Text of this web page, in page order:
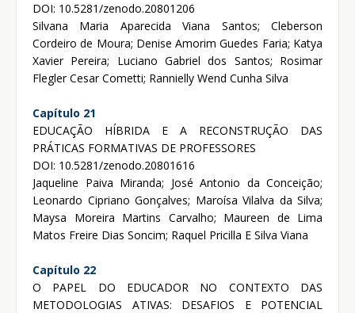
DOI: 10.5281/zenodo.20801206
Silvana Maria Aparecida Viana Santos; Cleberson
Cordeiro de Moura; Denise Amorim Guedes Faria; Katya
Xavier Pereira; Luciano Gabriel dos Santos; Rosimar
Flegler Cesar Cometti; Rannielly Wend Cunha Silva
Capítulo 21
EDUCAÇÃO HÍBRIDA E A RECONSTRUÇÃO DAS
PRÁTICAS FORMATIVAS DE PROFESSORES
DOI: 10.5281/zenodo.20801616
Jaqueline Paiva Miranda; José Antonio da Conceição;
Leonardo Cipriano Gonçalves; Maroísa Vilalva da Silva;
Maysa Moreira Martins Carvalho; Maureen de Lima
Matos Freire Dias Soncim; Raquel Pricilla E Silva Viana
Capítulo 22
O PAPEL DO EDUCADOR NO CONTEXTO DAS
METODOLOGIAS ATIVAS: DESAFIOS E POTENCIAL